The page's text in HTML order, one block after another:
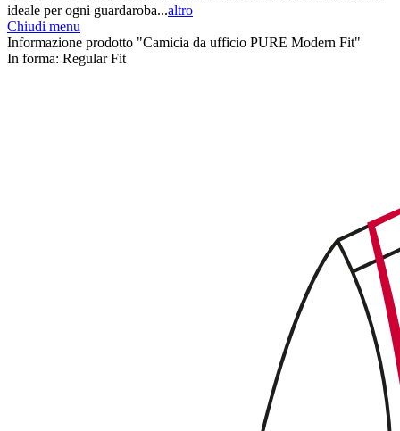
ideale per ogni guardaroba...altro
Chiudi menu
Informazione prodotto "Camicia da ufficio PURE Modern Fit"
In forma: Regular Fit